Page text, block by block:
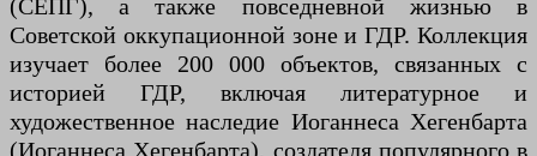
(СЕПГ), а также повседневной жизнью в
Советской оккупационной зоне и ГДР. Коллекция
изучает более 200 000 объектов, связанных с
историей ГДР, включая литературное и
художественное наследие Иоганнеса Хегенбарта
(Иоганнеса Хегенбарта), создателя популярного в